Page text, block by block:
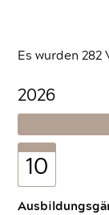
Es wurden
2026
10